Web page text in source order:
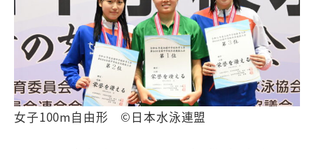
女子100m自由形 ©日本水泳連盟